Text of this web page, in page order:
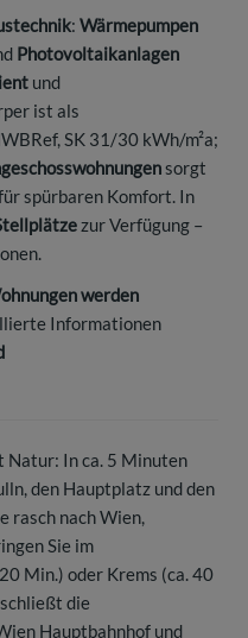
: Wärmepumpen
Photovoltaikanlagen
und
ist als
SK 31/30 kWh/m²a;
sorgt
spürbaren Komfort. In
zur Verfügung –
werden
Informationen
In ca. 5 Minuten
den Hauptplatz und den
rasch nach Wien,
Sie im
Min.) oder Krems (ca. 40
die
Hauptbahnhof und